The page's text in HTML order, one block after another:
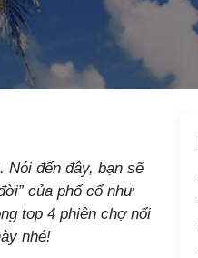
Nói đến đây, bạn sẽ
của phố cổ như
top 4 phiên chợ nổi
nhé!